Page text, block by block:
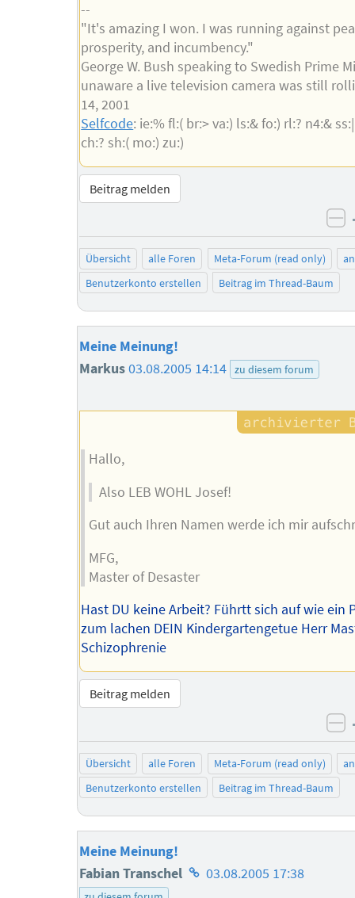
--
"It's amazing I won. I was running against
prosperity, and incumbency."
George W. Bush speaking to Swedish Prime
unaware a live television camera was still
14, 2001
Selfcode: ie:% fl:( br:> va:) ls:& fo:) rl:? n4:&
ch:? sh:( mo:) zu:)
Beitrag melden
Übersicht alle Foren Meta-Forum (read only)
Benutzerkonto erstellen
Beitrag im Thread-Baum
Meine Meinung!
Markus03.08.2005 14:14 zu diesem forum
Hallo,
Also LEB WOHL Josef!
Gut auch Ihren Namen werde ich mir
MFG,
Master of Desaster
Hast DU keine Arbeit? Führtt sich auf wie ein
zum lachen DEIN Kindergartengetue Herr
Schizophrenie
Beitrag melden
Übersicht alle Foren Meta-Forum (read only)
Benutzerkonto erstellen
Beitrag im Thread-Baum
Meine Meinung!
Fabian Transchel Homepage
03.08.2005 17:38